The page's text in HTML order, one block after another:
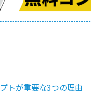
トが重要な3つの理由